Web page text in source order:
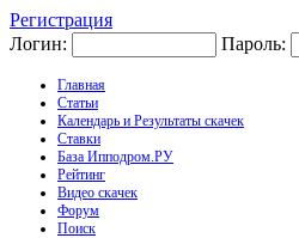
Регистрация
Логин:
Пароль:
Главная
Статьи
Календарь и Результаты скачек
Ставки
База Ипподром.РУ
Рейтинг
Видео скачек
Форум
Поиск